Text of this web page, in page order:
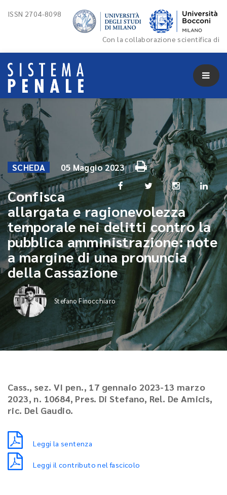
ISSN 2704-8098
Con la collaborazione scientifica di
SCHEDA 05 Maggio 2023
Confisca
allargata e ragionevolezza
temporale nei delitti contro la
pubblica amministrazione: note
a margine di una pronuncia
della Cassazione
Stefano Finocchiaro
Cass., sez. VI pen., 17 gennaio 2023-13 marzo
2023, n. 10684, Pres. Di Stefano, Rel. De Amicis,
ric. Del Gaudio.
Leggi la sentenza
Leggi il contributo nel fascicolo